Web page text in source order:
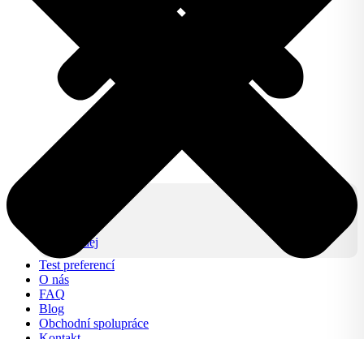
Výprodej
Test preferencí
O nás
FAQ
Blog
Obchodní spolupráce